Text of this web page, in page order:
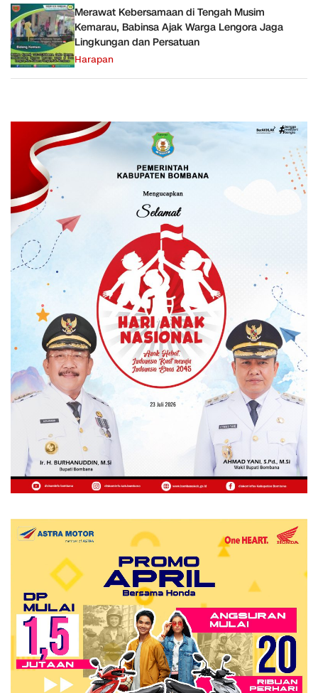
Merawat Kebersamaan di Tengah Musim
Kemarau, Babinsa Ajak Warga Lengora Jaga
Lingkungan dan Persatuan
Harapan